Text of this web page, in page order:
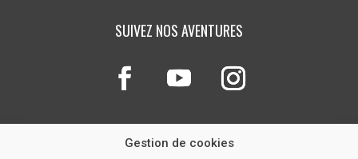
Gestion de cookies
SUIVEZ NOS AVENTURES